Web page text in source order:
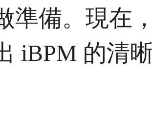
準備。現在
iBPM 的清